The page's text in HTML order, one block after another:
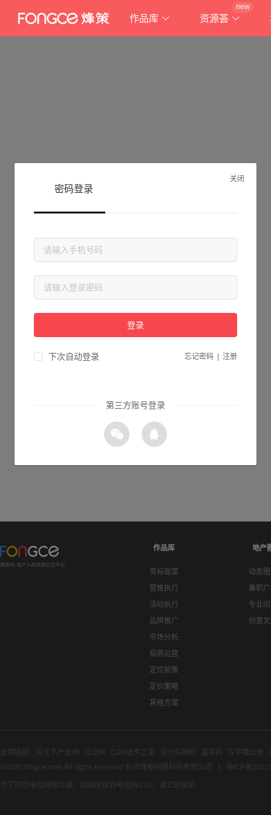
作品库 资源荟
new
抱歉!
请检查您输入的网址是否正确，或点击下面的按钮返回首页。
作品库
竞标提案
营推执行
活动执行
品牌推广
市场分析
招商运营
定位前策
定价策略
其他方案
地产
动态
兼职
专业
创意
友情链接: 房天下产业网 活动网 C4D插件之家 设计先锋网 猫啃网 写字楼出租
©2020 fongce.com.All rights reserved 杭州烽格网络科技有限公司
浙ICP备
为了防范电信网络诈骗，如网民接到电话96110，请立即接听
关闭
密码登录
登录
下次自动登录 忘记密码 注册
第三方账号登录